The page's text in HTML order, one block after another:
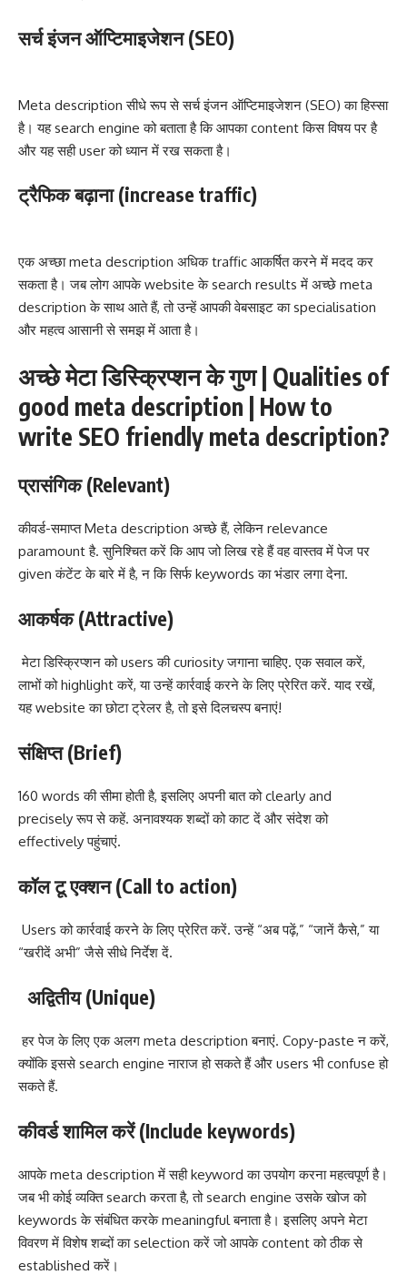
सर्च इंजन ऑप्टिमाइजेशन (SEO)
Meta description सीधे रूप से सर्च इंजन ऑप्टिमाइजेशन (SEO) का हिस्सा
है। यह search engine को बताता है कि आपका content किस विषय पर है
और यह सही user को ध्यान में रख सकता है।
ट्रैफिक बढ़ाना (increase traffic)
एक अच्छा meta description अधिक traffic आकर्षित करने में मदद कर
सकता है। जब लोग आपके website के search results में अच्छे meta
description के साथ आते हैं, तो उन्हें आपकी वेबसाइट का specialisation
और महत्व आसानी से समझ में आता है।
अच्छे मेटा डिस्क्रिप्शन के गुण | Qualities of
good meta description | How to
write SEO friendly meta description?
प्रासंगिक(Relevant)
कीवर्ड-समाप्त Meta description अच्छे हैं, लेकिन relevance
paramount है. सुनिश्चित करें कि आप जो लिख रहे हैं वह वास्तव में पेज पर
given कंटेंट के बारे में है, न कि सिर्फ keywords का भंडार लगा देना.
आकर्षक(Attractive)
मेटा डिस्क्रिप्शन को users की curiosity जगाना चाहिए. एक सवाल करें,
लाभों को highlight करें, या उन्हें कार्रवाई करने के लिए प्रेरित करें. याद रखें,
यह website का छोटा ट्रेलर है, तो इसे दिलचस्प बनाएं!
संक्षिप्त(Brief)
160 words की सीमा होती है, इसलिए अपनी बात को clearly and
precisely रूप से कहें. अनावश्यक शब्दों को काट दें और संदेश को
effectively पहुंचाएं.
कॉल टू एक्शन(Call to action)
Users को कार्रवाई करने के लिए प्रेरित करें. उन्हें “अब पढ़ें,” “जानें कैसे,” या
“खरीदें अभी” जैसे सीधे निर्देश दें.
अद्वितीय(Unique)
हर पेज के लिए एक अलग meta description बनाएं. Copy-paste न करें,
क्योंकि इससे search engine नाराज हो सकते हैं और users भी confuse हो
सकते हैं.
कीवर्ड शामिल करें(Include keywords)
आपके meta description में सही keyword का उपयोग करना महत्वपूर्ण है।
जब भी कोई व्यक्ति search करता है, तो search engine उसके खोज को
keywords के संबंधित करके meaningful बनाता है। इसलिए अपने मेटा
विवरण में विशेष शब्दों का selection करें जो आपके content को ठीक से
established करें।